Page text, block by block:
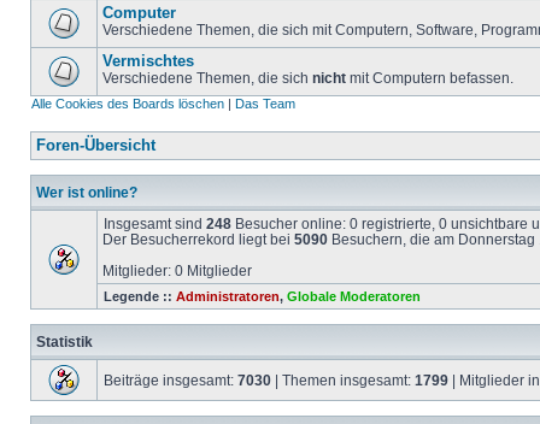
Computer
Verschiedene Themen, die sich mit Computern, Software,
Vermischtes
Verschiedene Themen, die sich nicht mit Computern befassen.
Alle Cookies des Boards löschen | Das Team
Foren-Übersicht
Wer ist online?
Insgesamt sind 248 Besucher online: 0 registrierte, 0 unsichtbare
Der Besucherrekord liegt bei 5090 Besuchern, die am
Mitglieder: 0 Mitglieder
Legende :: Administratoren, Globale Moderatoren
Statistik
Beiträge insgesamt: 7030 | Themen insgesamt: 1799 | Mitglieder